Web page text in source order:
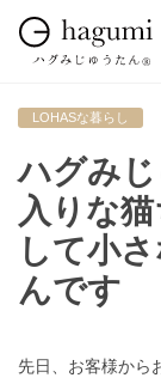
ハグみ
入りな
して小
んです
LOHASな暮らし
先日、お客様から